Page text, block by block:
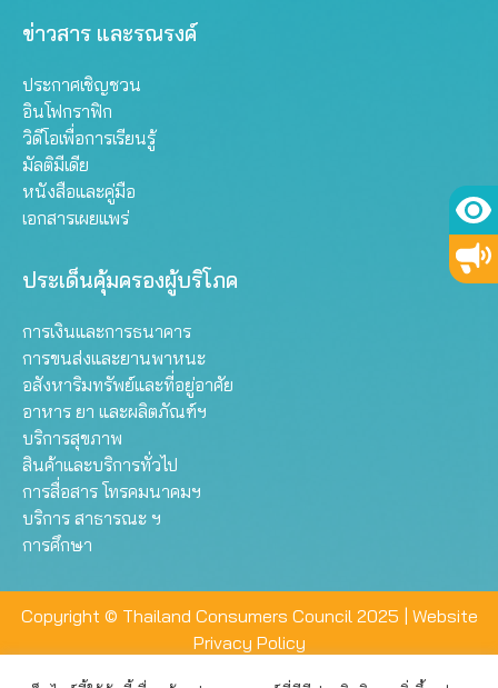
ข่าวสาร และรณรงค์
ประกาศเชิญชวน
อินโฟกราฟิก
วิดีโอเพื่อการเรียนรู้
มัลติมีเดีย
หนังสือและคู่มือ
เอกสารเผยแพร่
ประเด็นคุ้มครองผู้บริโภค
การเงินและการธนาคาร
การขนส่งและยานพาหนะ
อสังหาริมทรัพย์และที่อยู่อาศัย
อาหาร ยา และผลิตภัณฑ์ฯ
บริการสุขภาพ
สินค้าและบริการทั่วไป
การสื่อสาร โทรคมนาคมฯ
บริการ สาธารณะ ฯ
การศึกษา
Copyright © Thailand Consumers Council 2025 | Website
Privacy Policy